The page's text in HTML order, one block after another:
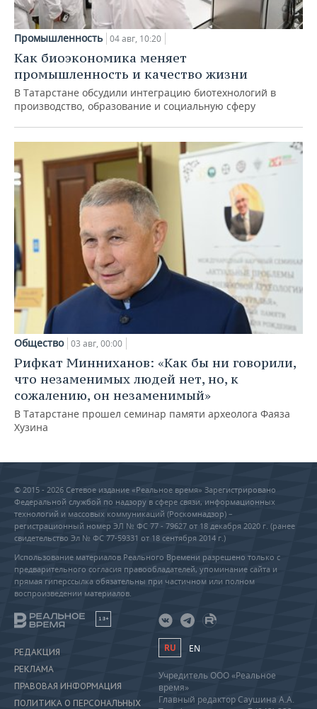
Промышленность 04 авг, 10:20
Как биоэкономика меняет
промышленность и качество жизни
В Татарстане обсудили интеграцию биотехнологий в
производство, образование и социальную сферу
Общество 03 авг, 00:00
Рифкат Минниханов: «Как бы ни говорили,
что незаменимых людей нет, но, к
сожалению, он незаменимый»
В Татарстане прошел семинар памяти археолога Фаяза
Хузина
© 2015 - 2026 Сетевое издание «Реальное время» Зарегистрировано
Федеральной службой по надзору в сфере связи, информационных
технологий и массовых коммуникаций (Роскомнадзор) –
регистрационный номер ЭЛ № ФС 77 - 79627 от 18 декабря 2020 г. (ранее
свидетельство Эл № ФС 77-59331 от 18 сентября 2014 г.)
Использование материалов Реального Времени разрешено только с
предварительного согласия правообладателей, упоминание сайта и
прямая гиперссылка обязательны при частичном или полном
воспроизведении материалов.
18+
РЕДАКЦИЯ
РЕКЛАМА
ПРАВОВАЯ ИНФОРМАЦИЯ
ПОЛИТИКА О ПЕРСОНАЛЬНЫХ
RU EN
Учредитель ООО «Реальное
время»
Главный редактор Саушина А.А.